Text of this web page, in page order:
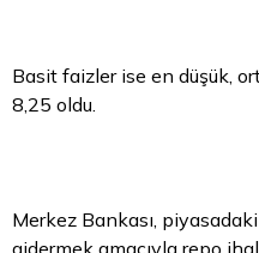
Basit faizler ise en düşük,
8,25 oldu.
Merkez Bankası, piyasadaki